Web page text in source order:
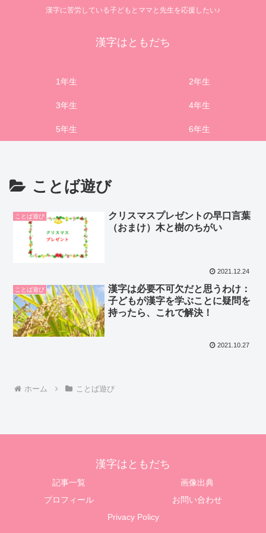
漢字に苦労している子どもとママと先生を応援したい♪
漢字はともだち
1年生 2年生
3年生 4年生
5年生 6年生
ことば遊び
ことば遊び
クリスマスプレゼントの早口言葉
（おまけ）木と樹のちがい
2021.12.24
ことば遊び
漢字は必要不可欠だと思うわけ：
子どもが漢字を学ぶことに疑問を
持ったら、これで解決！
2021.10.27
ホーム ことば遊び
漢字はともだち
記事一覧
画像出典
プロフィール
お問い合わせ
Privacy Policy